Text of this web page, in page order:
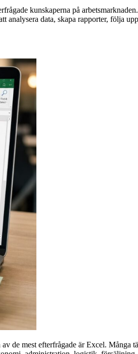
kunskaperna på
analysera data, skapa rapporter, följa
de mest efterfrågade är Excel. Många